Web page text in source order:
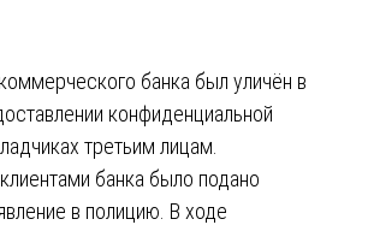
банка был уличён в
конфиденциальной
третьим лицам.
банка было подано
в полицию. В ходе